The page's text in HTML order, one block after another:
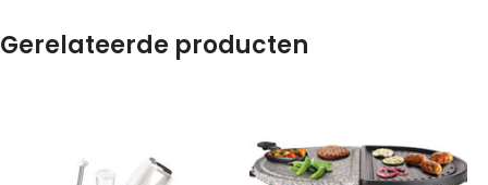
Gerelateerde producten